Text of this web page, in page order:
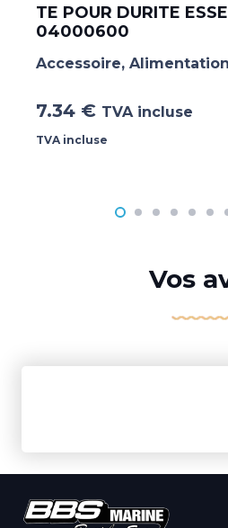
TE POUR DURITE
04000600
Accessoire,
7.34 € TVA incluse
TVA incluse
Vos